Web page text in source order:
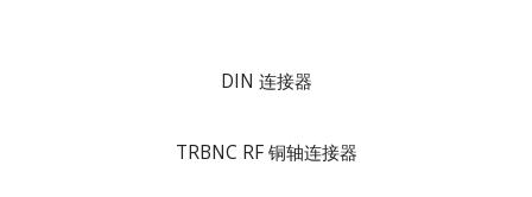
DIN 连接器
TRBNC RF 铜轴连接器